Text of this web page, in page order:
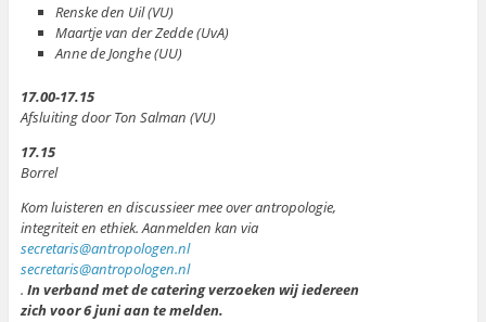
Renske den Uil (VU)
Maartje van der Zedde (UvA)
Anne de Jonghe (UU)
17.00-17.15
Afsluiting door Ton Salman (VU)
17.15
Borrel
Kom luisteren en discussieer mee over antropologie,
integriteit en ethiek. Aanmelden kan via
secretaris@antropologen.nl
secretaris@antropologen.nl
. In verband met de catering verzoeken wij iedereen
zich voor 6 juni aan te melden.